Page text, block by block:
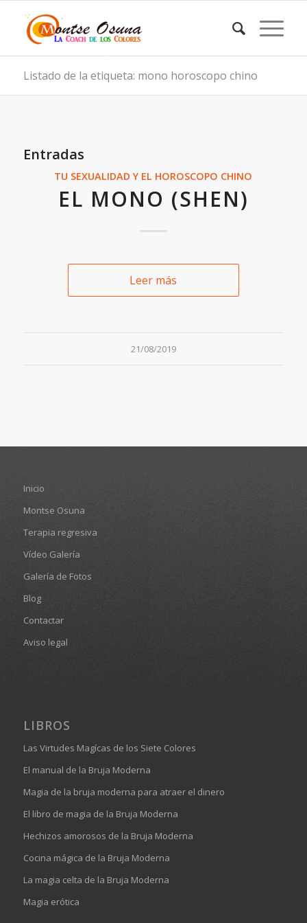
Listado de la etiqueta: mono horoscopo chino
Entradas
TU SEXUALIDAD Y EL HOROSCOPO CHINO
EL MONO (SHEN)
Leer más
21/08/2019
Inicio
Montse Osuna
Terapia regresiva
Vídeo Galería
Galería de Fotos
Blog
Contactar
Aviso legal
LIBROS
Las Virtudes Magícas de los Siete Colores
El manual de la Bruja Moderna
Magia de la bruja moderna para atraer el dinero
El libro de magia de la Bruja Moderna
Hechizos amorosos de la Bruja Moderna
Cocina mágica de la Bruja Moderna
La magia celta de la Bruja Moderna
Magia erótica